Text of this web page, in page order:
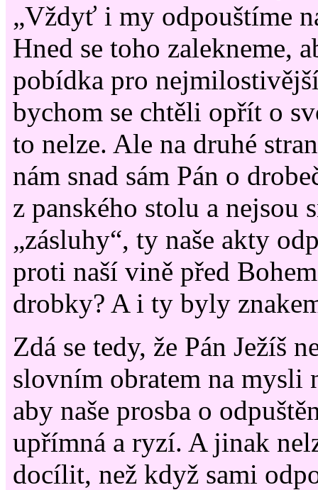
„Vždyť i my odpouštíme
Hned se toho zalekneme,
pobídka pro
bychom se chtěli opřít o
to nelze. Ale na druhé
nám snad sám Pán o
z panského stolu a nejsou
„zásluhy“, ty naše akty
proti naší vině před
drobky? A i ty byly
Zdá se tedy, že Pán Ježíš
slovním obratem na mysli
aby naše prosba o
upřímná a ryzí. A jinak
docílit, než když sami